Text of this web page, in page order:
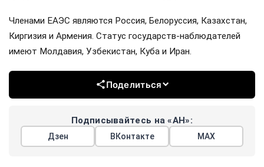
Членами ЕАЭС являются Россия, Белоруссия, Казахстан,
Киргизия и Армения. Статус государств-наблюдателей
имеют Молдавия, Узбекистан, Куба и Иран.
Поделиться
Подписывайтесь на «АН»:
Дзен ВКонтакте МАХ